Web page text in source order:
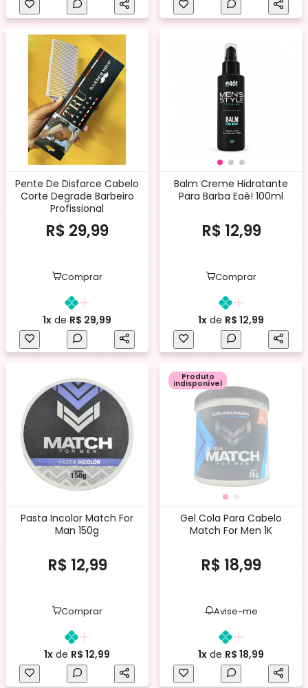
Pente De Disfarce Cabelo
Corte Degrade Barbeiro
Profissional
R$ 29,99
Comprar
1x de R$ 29,99
Balm Creme Hidratante
Para Barba Eaê! 100ml
R$ 12,99
Comprar
1x de R$ 12,99
Pasta Incolor Match For
Man 150g
R$ 12,99
Comprar
1x de R$ 12,99
Produto
indisponível
Gel Cola Para Cabelo
Match For Men 1K
R$ 18,99
Avise-me
1x de R$ 18,99